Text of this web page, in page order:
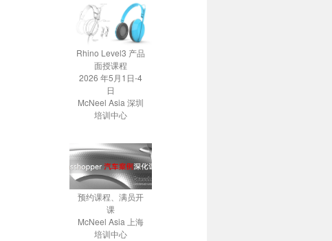
Rhino Level3 产品
面授课程
2026 年5月1日-4
日
McNeel Asia 深圳
培训中心
预约课程、满员开
课
McNeel Asia 上海
培训中心